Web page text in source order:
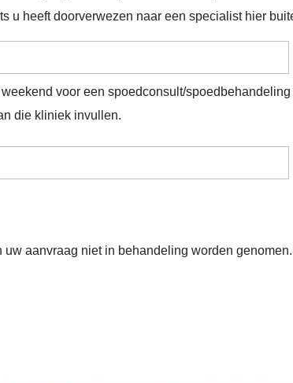
u heeft doorverwezen naar een specialist hier
voor een spoedconsult/
die kliniek invullen.
aanvraag niet in behandeling worden